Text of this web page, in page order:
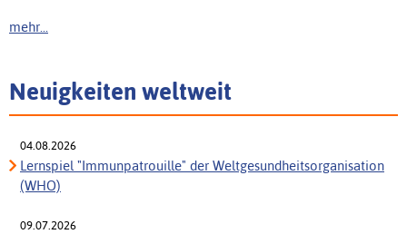
mehr...
Neuigkeiten weltweit
04.08.2026
Lernspiel "Immunpatrouille" der Weltgesundheitsorganisation
(WHO)
09.07.2026